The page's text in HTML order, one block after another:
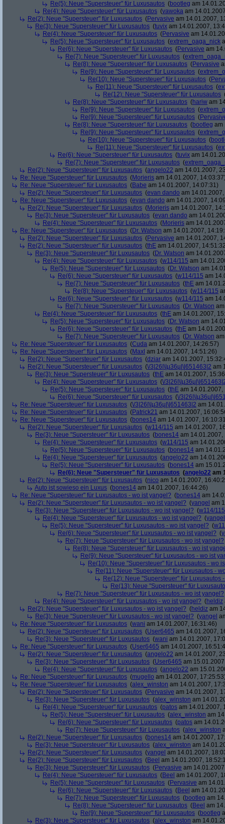
Re(5): Neue "Supersteuer" für Luxusautos (bootleg am
Re(4): Neue "Supersteuer" für Luxusautos (vawoka am
Re(2): Neue "Supersteuer" für Luxusautos (Pervasive am 14.01.2007,
Re(3): Neue "Supersteuer" für Luxusautos (tuvix am 14.01.2007,
Re(4): Neue "Supersteuer" für Luxusautos (Pervasive am
Re(5): Neue "Supersteuer" für Luxusautos (extrem_oaga_nick
Re(6): Neue "Supersteuer" für Luxusautos (Pervasive am
Re(7): Neue "Supersteuer" für Luxusautos (
Re(8): Neue "Supersteuer" für Luxusautos (Pervasive
Re(9): Neue "Supersteuer" für Luxusautos (
Re(10): Neue "Supersteuer" für Luxusautos (
Re(11): Neue "Supersteuer" für Luxusautos (
Re(12): Neue "Supersteuer" für Luxusautos
Re(8): Neue "Supersteuer" für Luxusautos (hariw am
Re(9): Neue "Supersteuer" für Luxusautos (
Re(9): Neue "Supersteuer" für Luxusautos (
Re(8): Neue "Supersteuer" für Luxusautos (bootleg am
Re(9): Neue "Supersteuer" für Luxusautos (
Re(10): Neue "Supersteuer" für Luxusautos (
Re(11): Neue "Supersteuer" für Luxusautos (
Re(6): Neue "Supersteuer" für Luxusautos (tuvix am
Re(7): Neue "Supersteuer" für Luxusautos (
Re(2): Neue "Supersteuer" für Luxusautos (angelo22 am 14.01.2007,
Re: Neue "Supersteuer" für Luxusautos (Morieris am 14.01.2007,
Re: Neue "Supersteuer" für Luxusautos (Babe am 14.01.2007, 14:07:31)
Re(2): Neue "Supersteuer" für Luxusautos (evan dando am
Re: Neue "Supersteuer" für Luxusautos (evan dando am 14.01.2007,
Re(2): Neue "Supersteuer" für Luxusautos (Morieris am 14.01.2007,
Re(3): Neue "Supersteuer" für Luxusautos (evan dando am
Re(4): Neue "Supersteuer" für Luxusautos (Morieris am
Re: Neue "Supersteuer" für Luxusautos (Dr. Watson am 14.01.2007,
Re(2): Neue "Supersteuer" für Luxusautos (Pervasive am 14.01.2007,
Re(2): Neue "Supersteuer" für Luxusautos (thE am 14.01.2007,
Re(3): Neue "Supersteuer" für Luxusautos (Dr. Watson am
Re(4): Neue "Supersteuer" für Luxusautos (w114/115 am
Re(5): Neue "Supersteuer" für Luxusautos (Dr. Watson am
Re(6): Neue "Supersteuer" für Luxusautos (w114/115 am
Re(7): Neue "Supersteuer" für Luxusautos (thE am
Re(8): Neue "Supersteuer" für Luxusautos (w114/115
Re(6): Neue "Supersteuer" für Luxusautos (w114/115 am
Re(7): Neue "Supersteuer" für Luxusautos (Dr. Watson
Re(4): Neue "Supersteuer" für Luxusautos (thE am 14.01.2007,
Re(5): Neue "Supersteuer" für Luxusautos (Dr. Watson am
Re(6): Neue "Supersteuer" für Luxusautos (thE am
Re(7): Neue "Supersteuer" für Luxusautos (Dr. Watson
Re: Neue "Supersteuer" für Luxusautos (Cuda am 14.01.2007, 14:26:57)
Re: Neue "Supersteuer" für Luxusautos (Maxl am 14.01.2007, 14:51:26)
Re(2): Neue "Supersteuer" für Luxusautos (dziar am 14.01.2007,
Re(2): Neue "Supersteuer" für Luxusautos (\/3|26|\|µ36µ|\|651463|2 am
Re(3): Neue "Supersteuer" für Luxusautos (thE am 14.01.2007,
Re(4): Neue "Supersteuer" für Luxusautos (\/
Re(5): Neue "Supersteuer" für Luxusautos (thE am 14.01.2007,
Re(6): Neue "Supersteuer" für Luxusautos (\/
Re: Neue "Supersteuer" für Luxusautos (\/3|26|\|µ36µ|\|651463|2 am
Re: Neue "Supersteuer" für Luxusautos (Patrick21 am 14.01.2007,
Re: Neue "Supersteuer" für Luxusautos (bones14 am 14.01.2007,
Re(2): Neue "Supersteuer" für Luxusautos (w114/115 am 14.01.2007,
Re(3): Neue "Supersteuer" für Luxusautos (bones14 am 14.01.2007,
Re(4): Neue "Supersteuer" für Luxusautos (w114/115 am
Re(5): Neue "Supersteuer" für Luxusautos (bones14 am
Re(4): Neue "Supersteuer" für Luxusautos (angelo22 am
Re(5): Neue "Supersteuer" für Luxusautos (bones14 am
Re(6): Neue "Supersteuer" für Luxusautos (angelo22 am
Re(2): Neue "Supersteuer" für Luxusautos (nico am 14.01.2007,
Auto ist sowieso ein Luxus (bones14 am 14.01.2007, 16:44:26)
Re: Neue "Supersteuer" für Luxusautos - wo ist yangel? (bones14 am
Re(2): Neue "Supersteuer" für Luxusautos - wo ist yangel? (yangel am
Re(3): Neue "Supersteuer" für Luxusautos - wo ist yangel? (w114/115
Re(4): Neue "Supersteuer" für Luxusautos - wo ist yangel? (yangel
Re(5): Neue "Supersteuer" für Luxusautos - wo ist yangel? (
Re(6): Neue "Supersteuer" für Luxusautos - wo ist yangel? (
Re(7): Neue "Supersteuer" für Luxusautos - wo ist yangel?
Re(8): Neue "Supersteuer" für Luxusautos - wo ist
Re(9): Neue "Supersteuer" für Luxusautos - wo ist
Re(10): Neue "Supersteuer" für Luxusautos - wo
Re(11): Neue "Supersteuer" für Luxusautos -
Re(12): Neue "Supersteuer" für Luxusautos
Re(13): Neue "Supersteuer" für
Re(7): Neue "Supersteuer" für Luxusautos - wo ist yangel?
Re(4): Neue "Supersteuer" für Luxusautos - wo ist yangel? (heldiz
Re(2): Neue "Supersteuer" für Luxusautos - wo ist yangel? (heldiz am
Re(3): Neue "Supersteuer" für Luxusautos - wo ist yangel? (yangel
Re: Neue "Supersteuer" für Luxusautos (wani am 14.01.2007, 16:31:46)
Re(2): Neue "Supersteuer" für Luxusautos (User6465 am 14.01.2007,
Re(3): Neue "Supersteuer" für Luxusautos (wani am 14.01.2007,
Re: Neue "Supersteuer" für Luxusautos (User6465 am 14.01.2007,
Re(2): Neue "Supersteuer" für Luxusautos (angelo22 am 14.01.2007,
Re(3): Neue "Supersteuer" für Luxusautos (User6465 am
Re(4): Neue "Supersteuer" für Luxusautos (angelo22 am
Re: Neue "Supersteuer" für Luxusautos (mugello am 14.01.2007,
Re: Neue "Supersteuer" für Luxusautos (alex_winston am 14.01.2007,
Re(2): Neue "Supersteuer" für Luxusautos (Pervasive am 14.01.2007,
Re(3): Neue "Supersteuer" für Luxusautos (alex_winston am
Re(4): Neue "Supersteuer" für Luxusautos (patos am 14.01.2007,
Re(5): Neue "Supersteuer" für Luxusautos (alex_winston am
Re(6): Neue "Supersteuer" für Luxusautos (patos am
Re(7): Neue "Supersteuer" für Luxusautos (alex_winston
Re(2): Neue "Supersteuer" für Luxusautos (bones14 am 14.01.2007,
Re(3): Neue "Supersteuer" für Luxusautos (alex_winston am
Re(2): Neue "Supersteuer" für Luxusautos (yangel am 14.01.2007,
Re(2): Neue "Supersteuer" für Luxusautos (Beel am 14.01.2007,
Re(3): Neue "Supersteuer" für Luxusautos (Pervasive am
Re(4): Neue "Supersteuer" für Luxusautos (Beel am 14.01.2007,
Re(5): Neue "Supersteuer" für Luxusautos (Pervasive am
Re(6): Neue "Supersteuer" für Luxusautos (Beel am
Re(7): Neue "Supersteuer" für Luxusautos (bootleg am
Re(8): Neue "Supersteuer" für Luxusautos (Beel am
Re(9): Neue "Supersteuer" für Luxusautos (bootleg
Re(3): Neue "Supersteuer" für Luxusautos (alex_winston am